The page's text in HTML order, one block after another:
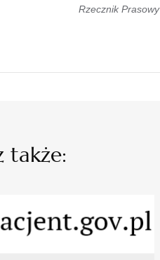
Rzecznik Prasowy
także: